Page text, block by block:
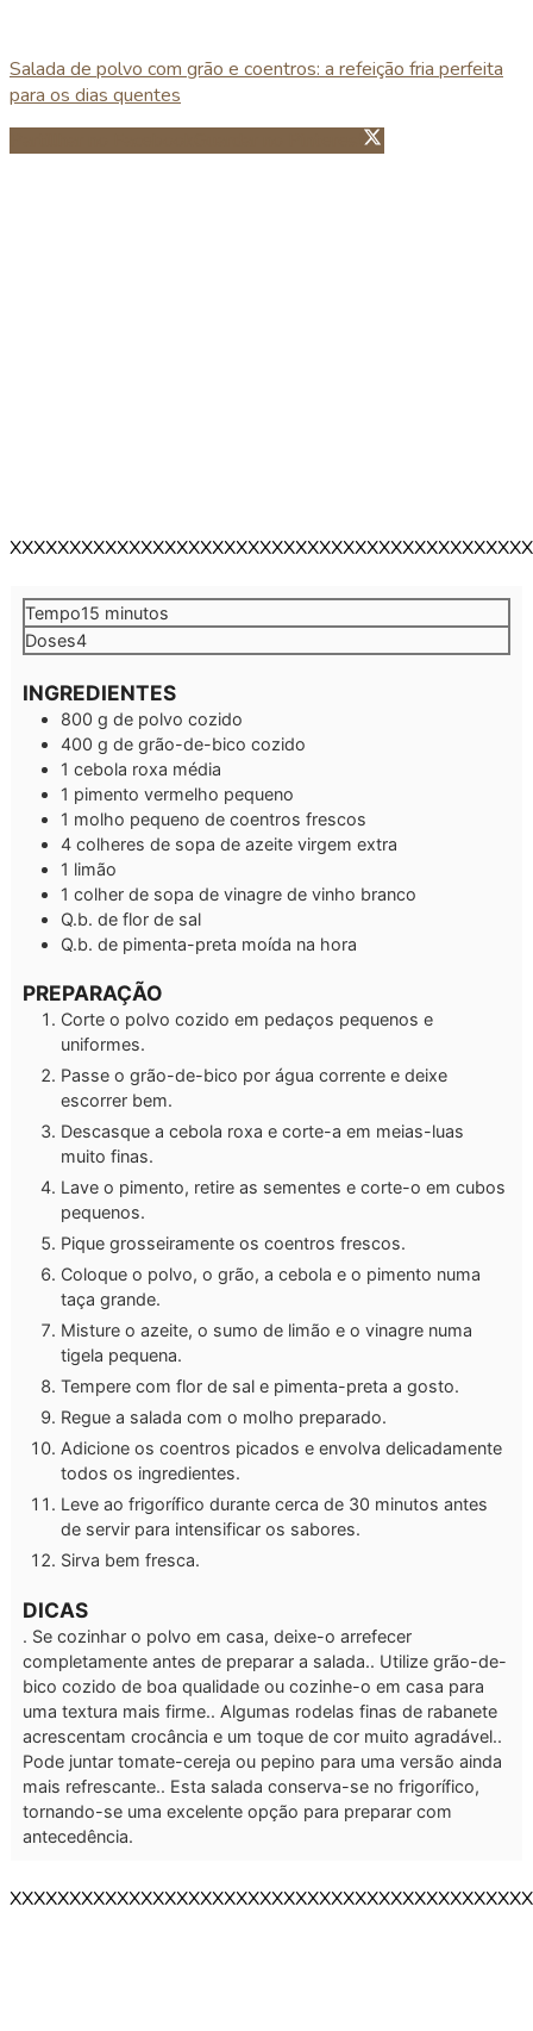
Salada de polvo com grão e coentros: a refeição fria perfeita
para os dias quentes
Guardar no Pinterest
Tempo15 minutos
minutos
Doses4
INGREDIENTES
800 g de polvo cozido
400 g de grão-de-bico cozido
1 cebola roxa média
1 pimento vermelho pequeno
1 molho pequeno de coentros frescos
4 colheres de sopa de azeite virgem extra
1 limão
1 colher de sopa de vinagre de vinho branco
Q.b. de flor de sal
Q.b. de pimenta-preta moída na hora
PREPARAÇÃO
Corte o polvo cozido em pedaços pequenos e
uniformes.
Passe o grão-de-bico por água corrente e deixe
escorrer bem.
Descasque a cebola roxa e corte-a em meias-luas
muito finas.
Lave o pimento, retire as sementes e corte-o em cubos
pequenos.
Pique grosseiramente os coentros frescos.
Coloque o polvo, o grão, a cebola e o pimento numa
taça grande.
Misture o azeite, o sumo de limão e o vinagre numa
tigela pequena.
Tempere com flor de sal e pimenta-preta a gosto.
Regue a salada com o molho preparado.
Adicione os coentros picados e envolva delicadamente
todos os ingredientes.
Leve ao frigorífico durante cerca de 30 minutos antes
de servir para intensificar os sabores.
Sirva bem fresca.
DICAS
. Se cozinhar o polvo em casa, deixe-o arrefecer
completamente antes de preparar a salada.. Utilize grão-de-
bico cozido de boa qualidade ou cozinhe-o em casa para
uma textura mais firme.. Algumas rodelas finas de rabanete
acrescentam crocância e um toque de cor muito agradável..
Pode juntar tomate-cereja ou pepino para uma versão ainda
mais refrescante.. Esta salada conserva-se no frigorífico,
tornando-se uma excelente opção para preparar com
antecedência.